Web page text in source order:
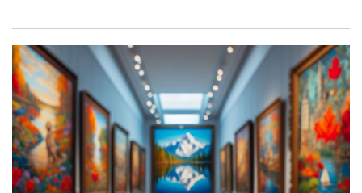
septembre 2020
juillet 2020
juin 2020
mai 2020
mars 2020
février 2020